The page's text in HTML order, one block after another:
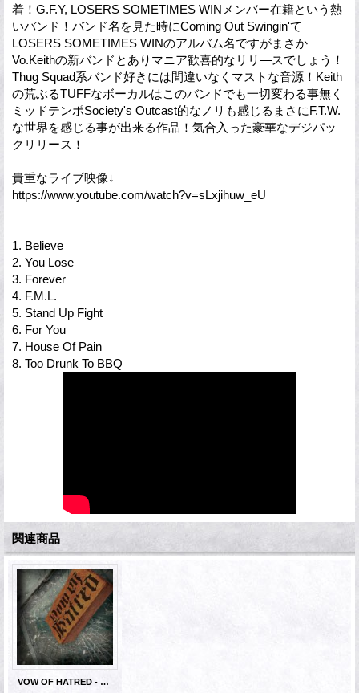
着！G.F.Y, LOSERS SOMETIMES WINメンバー在籍という熱
いバンド！バンド名を見た時にComing Out Swingin'て
LOSERS SOMETIMES WINのアルバム名ですがまさか
Vo.Keithの新バンドとありマニア歓喜的なリリ―スでしょう！
Thug Squad系バンド好きには間違いなくマストな音源！Keith
の荒ぶるTUFFなボーカルはこのバンドでも一切変わる事無く
ミッドテンポSociety's Outcast的なノリも感じるまさにF.T.W.
な世界を感じる事が出来る作品！気合入った豪華なデジパッ
クリリース！
貴重なライブ映像↓
https://www.youtube.com/watch?v=sLxjihuw_eU
1. Believe
2. You Lose
3. Forever
4. F.M.L.
5. Stand Up Fight
6. For You
7. House Of Pain
8. Too Drunk To BBQ
関連商品
VOW OF HATRED - S/T [CD]